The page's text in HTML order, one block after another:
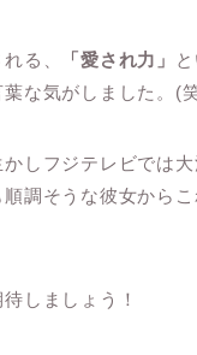
る、 「愛され力」
な気がしました。(
かしフジテレビでは
調そうな彼女から
しましょう！